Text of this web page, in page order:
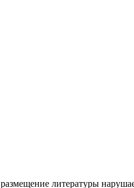
литературы